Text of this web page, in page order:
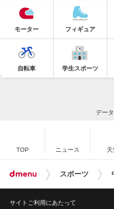
モーター フィギュア
自転車 学生スポーツ
デー
TOP ニュース 天
スポーツ
サイトご利用にあたって